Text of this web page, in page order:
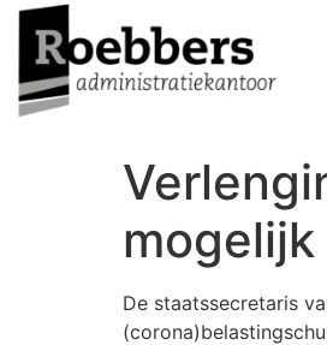
mogelijk
De staatssecretaris